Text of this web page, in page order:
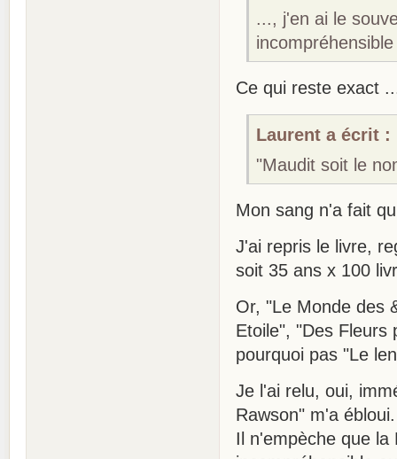
..., j'en ai le
Ce qui reste exact
Laurent a écrit :
"Maudit soit le
Mon sang n'a fait
J'ai repris le livre,
soit 35 ans x 100
Or, "Le Monde des
Etoile", "Des Fleurs
pourquoi pas "Le
Je l'ai relu, oui,
Rawson" m'a ébloui.
Il n'empèche que